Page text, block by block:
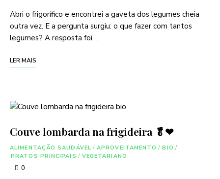
Abri o frigorífico e encontrei a gaveta dos legumes cheia
outra vez. E a pergunta surgiu: o que fazer com tantos
legumes? A resposta foi …
LER MAIS
Couve lombarda na frigideira 🥬❤
ALIMENTAÇÃO SAUDÁVEL / APROVEITAMENTO / BIO /
PRATOS PRINCIPAIS / VEGETARIANO
0